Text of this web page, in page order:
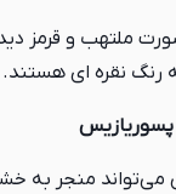
ملتهب و قرمز
رنگ نقره ای هستند.
پسوریازیس
منجر به